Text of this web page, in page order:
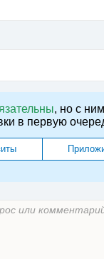
, но с
в первую